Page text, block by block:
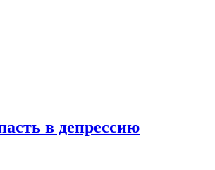
в депрессию